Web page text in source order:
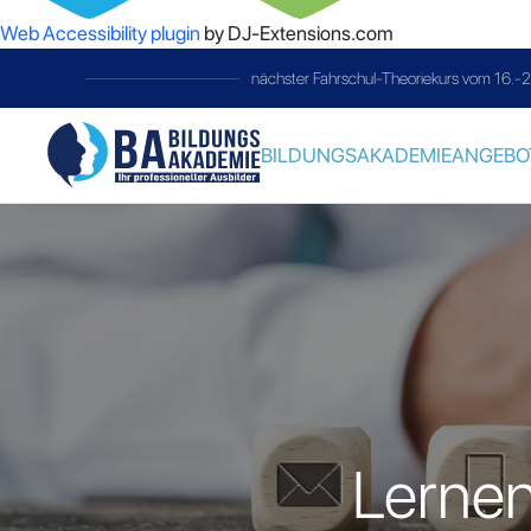
Web Accessibility plugin by DJ-Extensions.com
nächster Fahrschul-Theoriekurs vom 16.-
BILDUNGSAKADEMIE